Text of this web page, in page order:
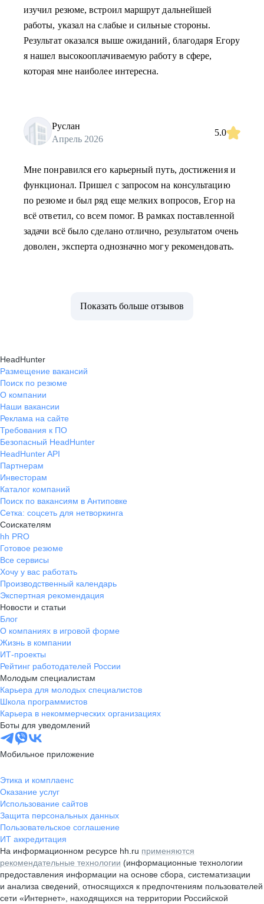
изучил резюме, встроил маршрут дальнейшей
работы, указал на слабые и сильные стороны.
Результат оказался выше ожиданий, благодаря Егору
я нашел высокооплачиваемую работу в сфере,
которая мне наиболее интересна.
Руслан
Апрель 2026
5.0
Мне понравился его карьерный путь, достижения и
функционал. Пришел с запросом на консультацию
по резюме и был ряд еще мелких вопросов, Егор на
всё ответил, со всем помог. В рамках поставленной
задачи всё было сделано отлично, результатом очень
доволен, эксперта однозначно могу рекомендовать.
Показать больше отзывов
HeadHunter
Размещение вакансий
Поиск по резюме
О компании
Наши вакансии
Реклама на сайте
Требования к ПО
Безопасный HeadHunter
HeadHunter API
Партнерам
Инвесторам
Каталог компаний
Поиск по вакансиям в Антиповке
Сетка: соцсеть для нетворкинга
Соискателям
hh PRO
Готовое резюме
Все сервисы
Хочу у вас работать
Производственный календарь
Экспертная рекомендация
Новости и статьи
Блог
О компаниях в игровой форме
Жизнь в компании
ИТ-проекты
Рейтинг работодателей России
Молодым специалистам
Карьера для молодых специалистов
Школа программистов
Карьера в некоммерческих организациях
Боты для уведомлений
Мобильное приложение
Этика и комплаенс
Оказание услуг
Использование сайтов
Защита персональных данных
Пользовательское соглашение
ИТ аккредитация
На информационном ресурсе hh.ru применяются
рекомендательные технологии (информационные технологии
предоставления информации на основе сбора, систематизации
и анализа сведений, относящихся к предпочтениям пользователей
сети «Интернет», находящихся на территории Российской